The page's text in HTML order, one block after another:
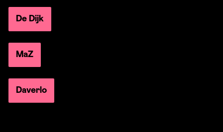
De Dijk
MaZ
Daverlo